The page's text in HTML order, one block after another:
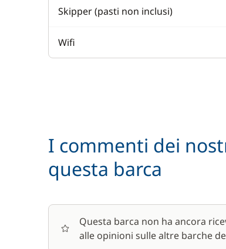
Skipper (pasti non inclusi)
Wifi
I commenti dei
questa barca
Questa barca non ha ancora
alle opinioni sulle altre barche